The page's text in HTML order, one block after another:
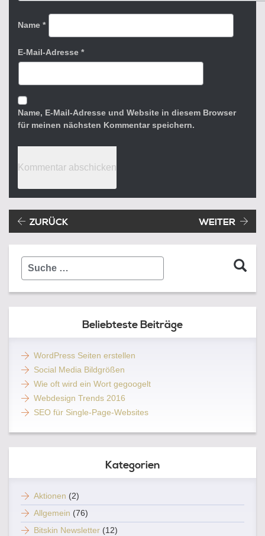
Name *
E-Mail-Adresse *
Name, E-Mail-Adresse und Website in diesem Browser
für meinen nächsten Kommentar speichern.
Beitragsnavigation
ZURÜCK WEITER
Suche
Beliebteste Beiträge
WordPress Seiten erstellen
Social Media Bildgrößen
Wie oft wird ein Wort gegoogelt
Webdesign Trends 2016
SEO für Single-Page-Websites
Kategorien
Aktionen (2)
Allgemein (76)
Bitskin Newsletter (12)